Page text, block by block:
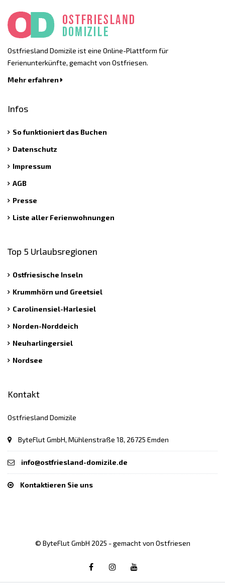
Ostfriesland Domizile ist eine Online-Plattform für
Ferienunterkünfte, gemacht von Ostfriesen.
Mehr erfahren
Infos
So funktioniert das Buchen
Datenschutz
Impressum
AGB
Presse
Liste aller Ferienwohnungen
Top 5 Urlaubsregionen
Ostfriesische Inseln
Krummhörn und Greetsiel
Carolinensiel-Harlesiel
Norden-Norddeich
Neuharlingersiel
Nordsee
Kontakt
Ostfriesland Domizile
ByteFlut GmbH, Mühlenstraße 18, 26725 Emden
info@ostfriesland-domizile.de
Kontaktieren Sie uns
© ByteFlut GmbH 2025 - gemacht von Ostfriesen